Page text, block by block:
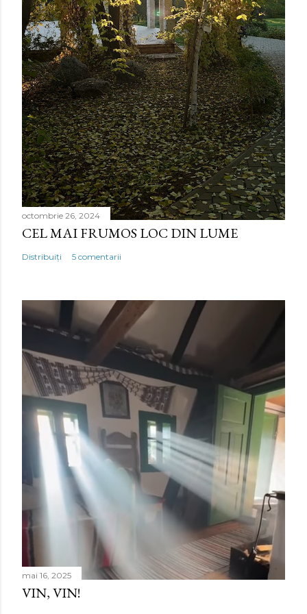
octombrie 26, 2024
CEL MAI FRUMOS LOC DIN LUME
Distribuiți 5 comentarii
mai 16, 2025
VIN, VIN!